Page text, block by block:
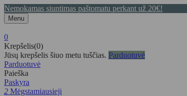
Nemokamas siuntimas paštomatu perkant už 20€!
Menu
0
Krepšelis(0)
Jūsų krepšelis šiuo metu tuščias. Parduotuvė
Parduotuvė
Paieška
Paskyra
2 Mėgstamiausieji